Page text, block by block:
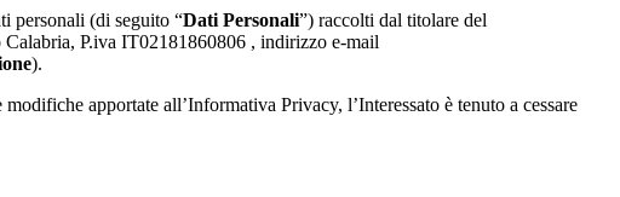
personali (di seguito “Dati Personali”) raccolti dal titolare del
P.iva IT02181860806 , indirizzo e-mail
).
apportate all’Informativa Privacy, l’Interessato è tenuto a cessare